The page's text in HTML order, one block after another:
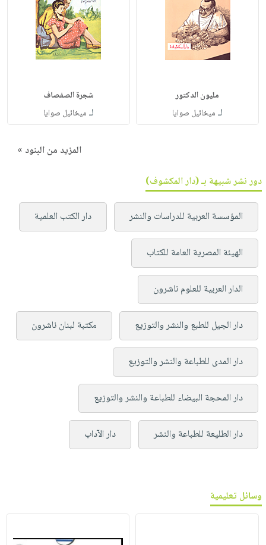
مليون الدكتور
لـ ميخائيل صوايا
شجرة الصفصاف
لـ ميخائيل صوايا
المزيد من البنود »
دور نشر شبيهة بـ (دار المكشوف)
المؤسسة العربية للدراسات والنشر دار الكتب العلمية
الهيئة المصرية العامة للكتاب
الدار العربية للعلوم ناشرون
دار الجيل للطبع والنشر والتوزيع مكتبة لبنان ناشرون
دار المدى للطباعة والنشر والتوزيع
دار المحجة البيضاء للطباعة والنشر والتوزيع
دار الطليعة للطباعة والنشر دار الآداب
وسائل تعليمية